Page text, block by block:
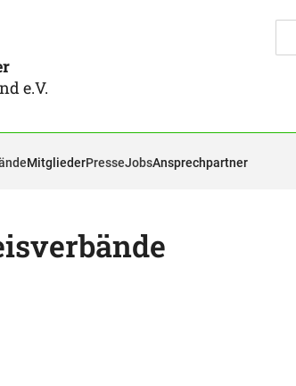
e.V.
MitgliederPresseJobsAnsprechpartner